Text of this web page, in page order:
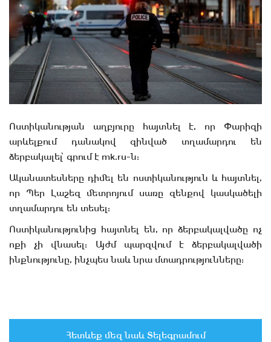
Ոստիկանության աղբյուրը հայտնել է, որ Փարիզի
արևելքում դանակով զինված տղամարդու են
ձերբակալել՝ գրում է mk.ru-ն:
Ականատեսները դիմել են ոստիկանություն և հայտնել,
որ Պեր Լաշեզ մետրոյում սառը զենքով կասկածելի
տղամարդու են տեսել:
Ոստիկանությունից հայտնել են, որ ձերբակալվածը ոչ
ոքի չի վնասել: Այժմ պարզվում է ձերբակալվածի
ինքնությունը, ինչպես նաև նրա մտադրությունները:
Հետևեք մեզ նաև Տելեգրամում